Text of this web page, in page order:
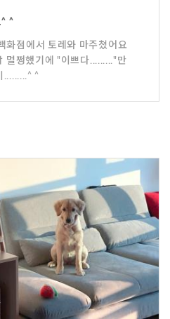
^
화점에서 토레와 마주쳤어요
멀쩡했기에 "이쁘다........."만
.........^ ^